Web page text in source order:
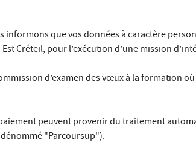
que vos données à caractère
Créteil, pour l’exécution d’une mission
d’examen des vœux à la formation
peuvent provenir du traitement
"Parcoursup").